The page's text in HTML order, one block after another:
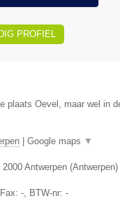
PROFIEL
plaats Oevel, maar wel in
Google maps ▼
2000 Antwerpen (Antwerpen)
-, BTW-nr: -